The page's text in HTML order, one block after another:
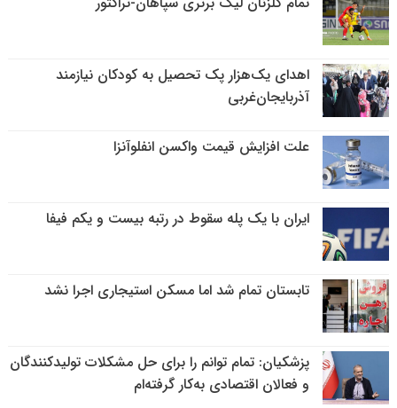
اهدای یک‌هزار پک تحصیل به کودکان نیازمند
آذربایجان‌غربی
علت افزایش قیمت واکسن انفلوآنزا
ایران با یک پله سقوط در رتبه بیست و یکم فیفا
تابستان تمام شد اما مسکن استیجاری اجرا نشد
پزشکیان: تمام توانم را برای حل مشکلات تولیدکنندگان
و فعالان اقتصادی به‌کار گرفته‌ام